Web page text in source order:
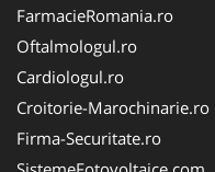
FarmacieRomania.ro
Oftalmologul.ro
Cardiologul.ro
Croitorie-Marochinarie.ro
Firma-Securitate.ro